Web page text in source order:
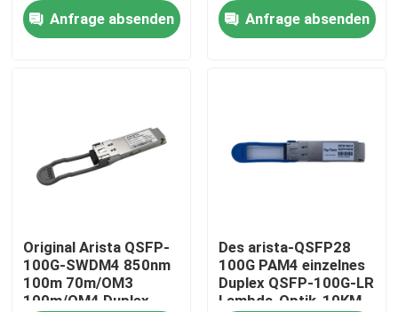
Haus
Fabrik-Ausflug
Qualitätskontrolle
Treten Sie mit uns in Verbindung
Anfrage absenden
Anfrage absenden
Original Arista QSFP-
100G-SWDM4 850nm
100m 70m/OM3
100m/OM4 Duplex-
Des arista-QSFP28
100G PAM4 einzelnes
Duplex QSFP-100G-LR
Lambda-Optik-10KM